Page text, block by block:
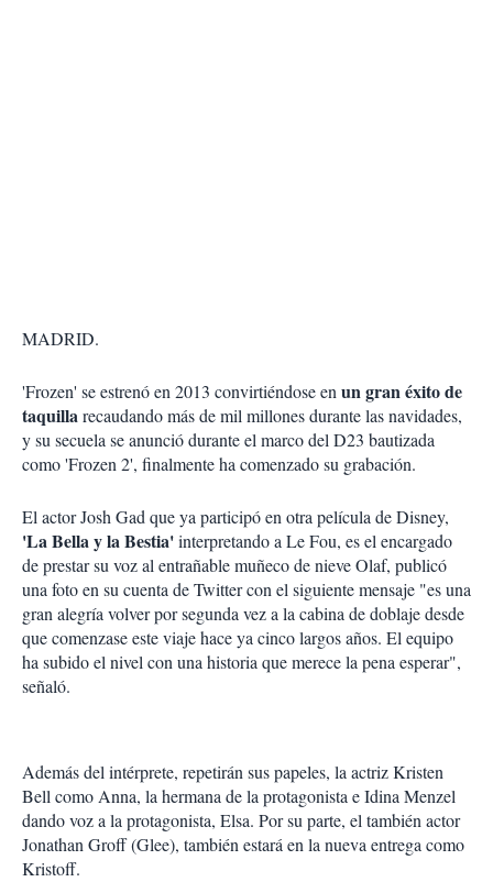
MADRID.
'Frozen' se estrenó en 2013 convirtiéndose enun gran éxito de
taquillarecaudando más de mil millones durante las navidades,
y su secuela se anunció durante el marco del D23 bautizada
como 'Frozen 2', finalmente ha comenzado su grabación.
El actor Josh Gad que ya participó en otra película de Disney,
'La Bella y la Bestia'interpretando a Le Fou, es el encargado
de prestar su voz al entrañable muñeco de nieve Olaf, publicó
una foto en su cuenta de Twitter con el siguiente mensaje "es una
gran alegría volver por segunda vez a la cabina de doblaje desde
que comenzase este viaje hace ya cinco largos años. El equipo
ha subido el nivel con una historia que merece la pena esperar",
señaló.
Además del intérprete, repetirán sus papeles, la actriz Kristen
Bell como Anna, la hermana de la protagonista e Idina Menzel
dando voz a la protagonista, Elsa. Por su parte, el también actor
Jonathan Groff (Glee), también estará en la nueva entrega como
Kristoff.